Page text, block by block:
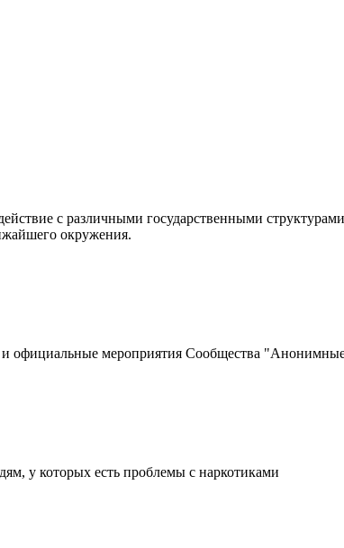
с различными государственными
окружения.
и официальные мероприятия Сообщества
у которых есть проблемы с наркотиками